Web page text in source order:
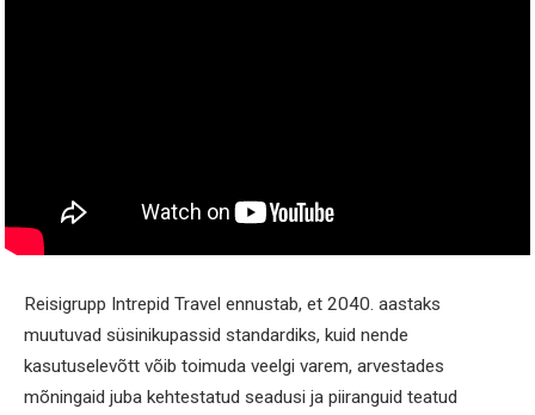
Reisigrupp Intrepid Travel ennustab, et 2040. aastaks
muutuvad süsinikupassid standardiks, kuid nende
kasutuselevõtt võib toimuda veelgi varem, arvestades
mõningaid juba kehtestatud seadusi ja piiranguid teatud